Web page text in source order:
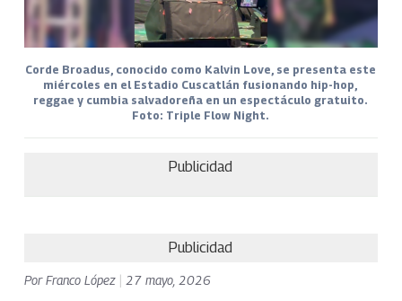
Corde Broadus, conocido como Kalvin Love, se presenta este
miércoles en el Estadio Cuscatlán fusionando hip-hop,
reggae y cumbia salvadoreña en un espectáculo gratuito.
Foto: Triple Flow Night.
Publicidad
Publicidad
PorFranco López 27 mayo, 2026